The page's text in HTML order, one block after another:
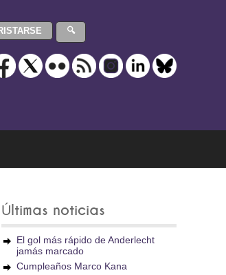
Últimas noticias
El gol más rápido de Anderlecht
jamás marcado
Cumpleaños Marco Kana